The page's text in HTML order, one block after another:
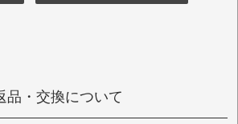
品・交換について